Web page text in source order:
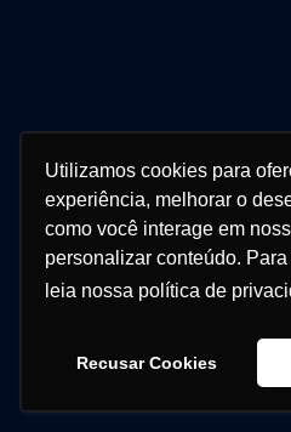
Utilizamos cookies para
experiência, melhorar o
como você interage em
personalizar conteúdo.
leia nossa política de
Recusar Cookies